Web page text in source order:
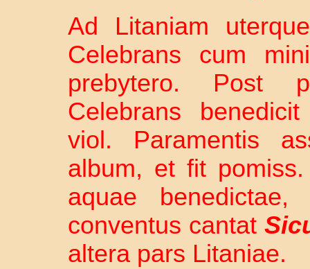
Ad Litaniam
Celebrans cum
prebytero. Post
Celebrans
viol. Paramentis
album, et fit
aquae
conventus cantat
altera pars Litaniae.